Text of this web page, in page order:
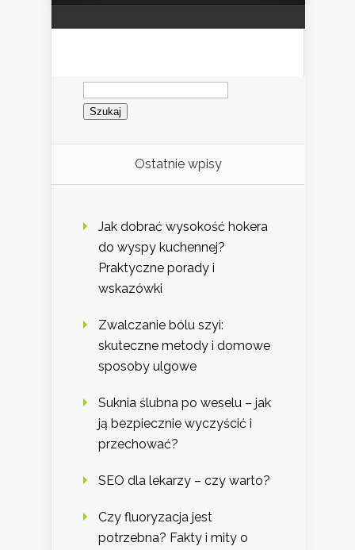
Szukaj:
Ostatnie wpisy
Jak dobrać wysokość hokera
do wyspy kuchennej?
Praktyczne porady i
wskazówki
Zwalczanie bólu szyi:
skuteczne metody i domowe
sposoby ulgowe
Suknia ślubna po weselu – jak
ją bezpiecznie wyczyścić i
przechować?
SEO dla lekarzy – czy warto?
Czy fluoryzacja jest
potrzebna? Fakty i mity o